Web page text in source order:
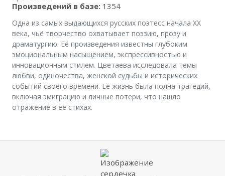
Произведений в базе: 1354
Одна из самых выдающихся русских поэтесс начала XX
века, чьё творчество охватывает поэзию, прозу и
драматургию. Её произведения известны глубоким
эмоциональным насыщением, экспрессивностью и
инновационным стилем. Цветаева исследовала темы
любви, одиночества, женской судьбы и исторических
событий своего времени. Её жизнь была полна трагедий,
включая эмиграцию и личные потери, что нашло
отражение в её стихах.